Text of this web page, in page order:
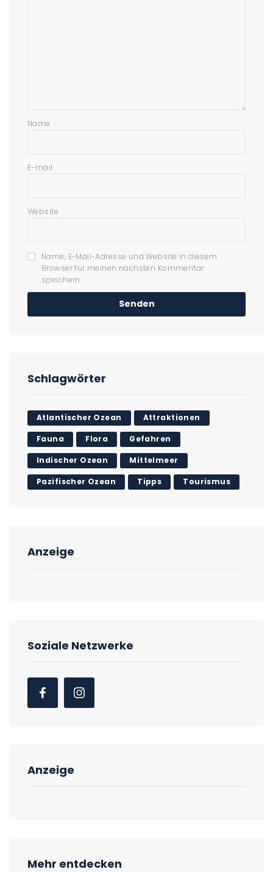
Name
E-mail
Website
Name, E-Mail-Adresse und Website in diesem
Browser für meinen nächsten Kommentar
speichern.
Schlagwörter
Atlantischer Ozean Attraktionen
Fauna Flora Gefahren
Indischer Ozean Mittelmeer
Pazifischer Ozean Tipps Tourismus
Anzeige
Soziale Netzwerke
Anzeige
Mehr entdecken